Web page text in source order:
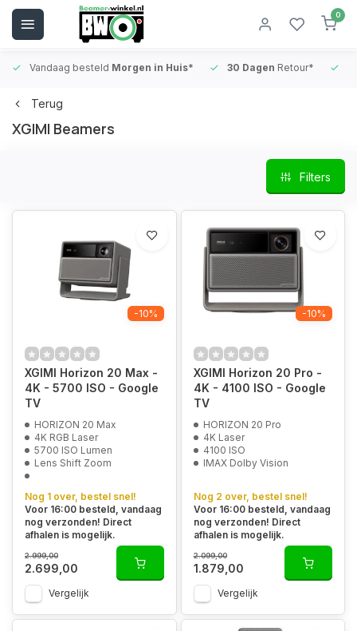
0
Vandaag besteld Morgen in Huis* 30 Dagen Retour*
Terug
XGIMI Beamers
Filters
-10%
XGIMI Horizon 20 Max -
4K - 5700 ISO - Google
TV
HORIZON 20 Max
4K RGB Laser
5700 ISO Lumen
Lens Shift Zoom
Nog 1 over, bestel snel!
Voor 16:00 besteld, vandaag
nog verzonden! Direct
afhalen is mogelijk.
2.999,00
2.699,00
Vergelijk
-10%
XGIMI Horizon 20 Pro -
4K - 4100 ISO - Google
TV
HORIZON 20 Pro
4K Laser
4100 ISO
IMAX Dolby Vision
Nog 2 over, bestel snel!
Voor 16:00 besteld, vandaag
nog verzonden! Direct
afhalen is mogelijk.
2.099,00
1.879,00
Vergelijk